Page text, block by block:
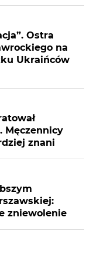
Ostra
na
Ukraińców
Męczennicy
znani
zniewolenie